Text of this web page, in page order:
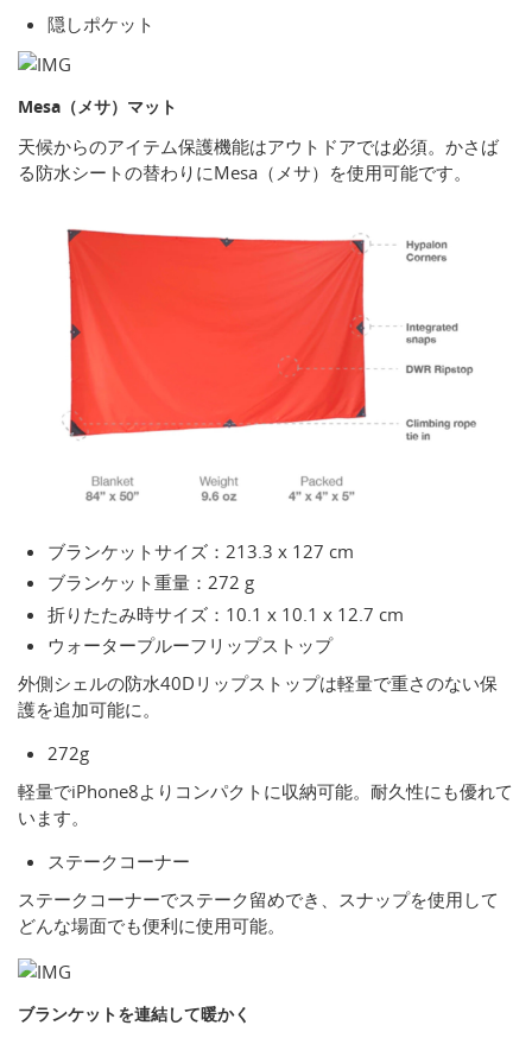
隠しポケット
Mesa（メサ）マット
天候からのアイテム保護機能はアウトドアでは必須。かさば
る防水シートの替わりにMesa（メサ）を使用可能です。
ブランケットサイズ：213.3 x 127 cm
ブランケット重量：272 g
折りたたみ時サイズ：10.1 x 10.1 x 12.7 cm
ウォータープルーフリップストップ
外側シェルの防水40Dリップストップは軽量で重さのない保
護を追加可能に。
272g
軽量でiPhone8よりコンパクトに収納可能。耐久性にも優れて
います。
ステークコーナー
ステークコーナーでステーク留めでき、スナップを使用して
どんな場面でも便利に使用可能。
ブランケットを連結して暖かく